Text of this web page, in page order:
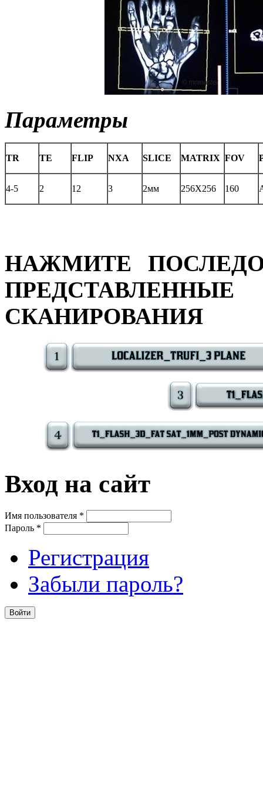
Параметры
TR TE FLIP NXA SLICE MATRIX FOV
4-5 2 12 3 2мм 256X256 160
НАЖМИТЕ
СКАНИРОВАНИЯ
Вход на сайт
Имя пользователя *
Пароль *
Регистрация
Забыли пароль?